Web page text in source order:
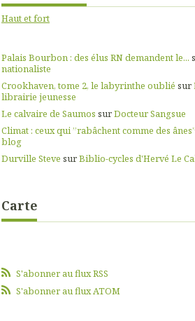
Haut et fort
Palais Bourbon : des élus RN demandent le...
nationaliste
Crookhaven, tome 2, le labyrinthe oublié sur
librairie jeunesse
Le calvaire de Saumos surDocteur Sangsue
Climat : ceux qui ”rabâchent comme des ânes”
blog
Durville Steve surBiblio-cycles d'Hervé Le
Carte
S'abonner au flux RSS
S'abonner au flux ATOM